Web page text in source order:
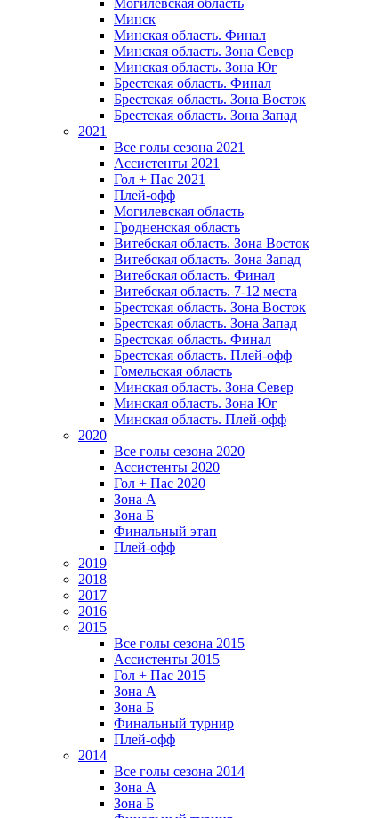
Могилевская область
Минск
Mинская область. Финал
Минская область. Зона Север
Минская область. Зона Юг
Брестская область. Финал
Брестская область. Зона Восток
Брестская область. Зона Запад
2021
Все голы сезона 2021
Ассистенты 2021
Гол + Пас 2021
Плей-офф
Могилевская область
Гродненская область
Витебская область. Зона Восток
Витебская область. Зона Запад
Витебская область. Финал
Витебская область. 7-12 места
Брестская область. Зона Восток
Брестская область. Зона Запад
Брестская область. Финал
Брестская область. Плей-офф
Гомельская область
Минская область. Зона Север
Минская область. Зона Юг
Минская область. Плей-офф
2020
Все голы сезона 2020
Ассистенты 2020
Гол + Пас 2020
Зона А
Зона Б
Финальный этап
Плей-офф
2019
2018
2017
2016
2015
Все голы сезона 2015
Ассистенты 2015
Гол + Пас 2015
Зона А
Зона Б
Финальный турнир
Плей-офф
2014
Все голы сезона 2014
Зона А
Зона Б